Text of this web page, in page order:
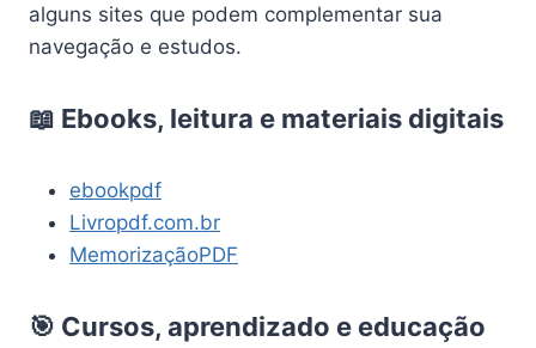
alguns sites que podem complementar sua
navegação e estudos.
📖 Ebooks, leitura e materiais digitais
ebookpdf
Livropdf.com.br
MemorizaçãoPDF
🎯 Cursos, aprendizado e educação